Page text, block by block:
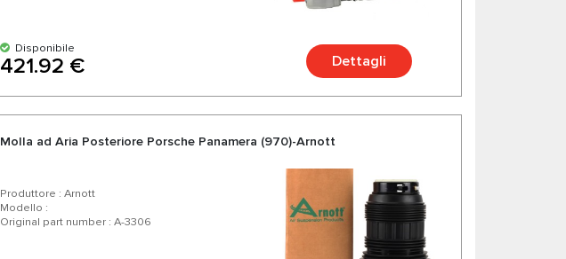
Disponibile
421.92 € Dettagli
Molla ad Aria Posteriore Porsche Panamera (970)-Arnott
Produttore : Arnott
Modello :
Original part number : A-3306